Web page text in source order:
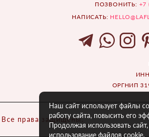
ПОЗВОНИТЬ: +7
НАПИСАТЬ:
ОРГНИП
права защищены.
Наш сайт использует файлы
работу сайта, повысить его
Продолжая использовать
использование файлов cookie.